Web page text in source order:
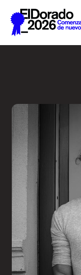
Saltar al contenido
Academias
Archivo